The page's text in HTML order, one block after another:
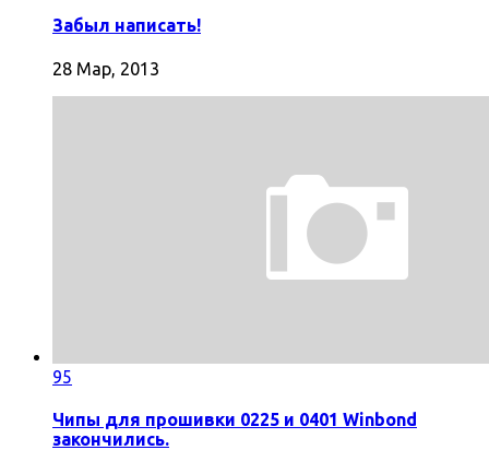
Забыл написать!
28 Мар, 2013
95
Чипы для прошивки 0225 и 0401 Winbond
закончились.